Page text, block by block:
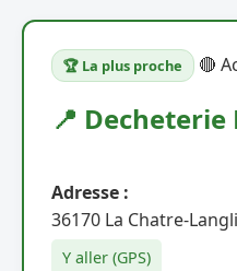
🏆 La plus proche 🔴
📍
Adresse :
36170 La Chatre-
Y aller (GPS)